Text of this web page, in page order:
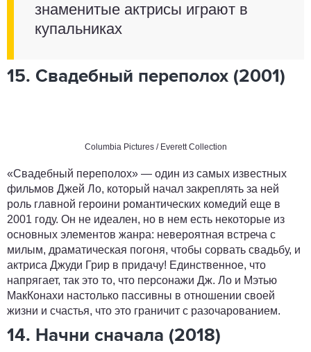
знаменитые актрисы играют в
купальниках
15. Свадебный переполох (2001)
Columbia Pictures / Everett Collection
«Свадебный переполох» — один из самых известных
фильмов Джей Ло, который начал закреплять за ней
роль главной героини романтических комедий еще в
2001 году. Он не идеален, но в нем есть некоторые из
основных элементов жанра: невероятная встреча с
милым, драматическая погоня, чтобы сорвать свадьбу, и
актриса Джуди Грир в придачу! Единственное, что
напрягает, так это то, что персонажи Дж. Ло и Мэтью
МакКонахи настолько пассивны в отношении своей
жизни и счастья, что это граничит с разочарованием.
14. Начни сначала (2018)